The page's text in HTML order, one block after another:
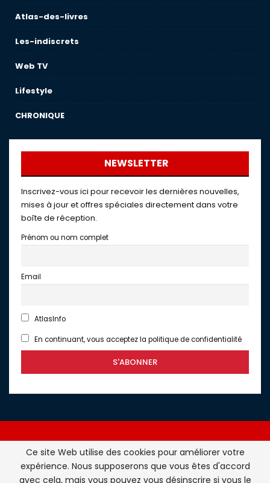
Atlas-des-livres
Les-indiscrets
Web TV
Lifestyle
CHRONIQUE
NEWSLETTER
Inscrivez-vous ici pour recevoir les dernières nouvelles,
mises à jour et offres spéciales directement dans votre
boîte de réception.
Prénom ou nom complet
Email
AtlasInfo
En continuant, vous acceptez la politique de confidentialité
Atlasinfo.fr : l'essentiel de l'actualité de la France et du
Ce site Web utilise des cookies pour améliorer votre
expérience. Nous supposerons que vous êtes d'accord
avec cela, mais vous pouvez vous désinscrire si vous le